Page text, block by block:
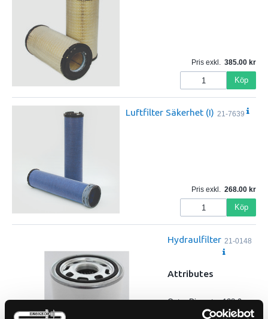
Pris exkl. 385.00
Köp
Luftfilter Säkerhet (I) 21-7639
Pris exkl. 268.00
Köp
Hydraulfilter 21-0148
Attributes
Outer Diameter 128.9
mm (5.07 inch)